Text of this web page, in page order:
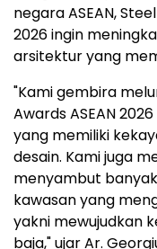
negara ASEAN,
2026 ingin
arsitektur yang
"Kami gembira
Awards ASEAN 2026
yang memiliki
desain. Kami juga
menyambut
kawasan yang
yakni mewujudkan
baja," ujar Ar.